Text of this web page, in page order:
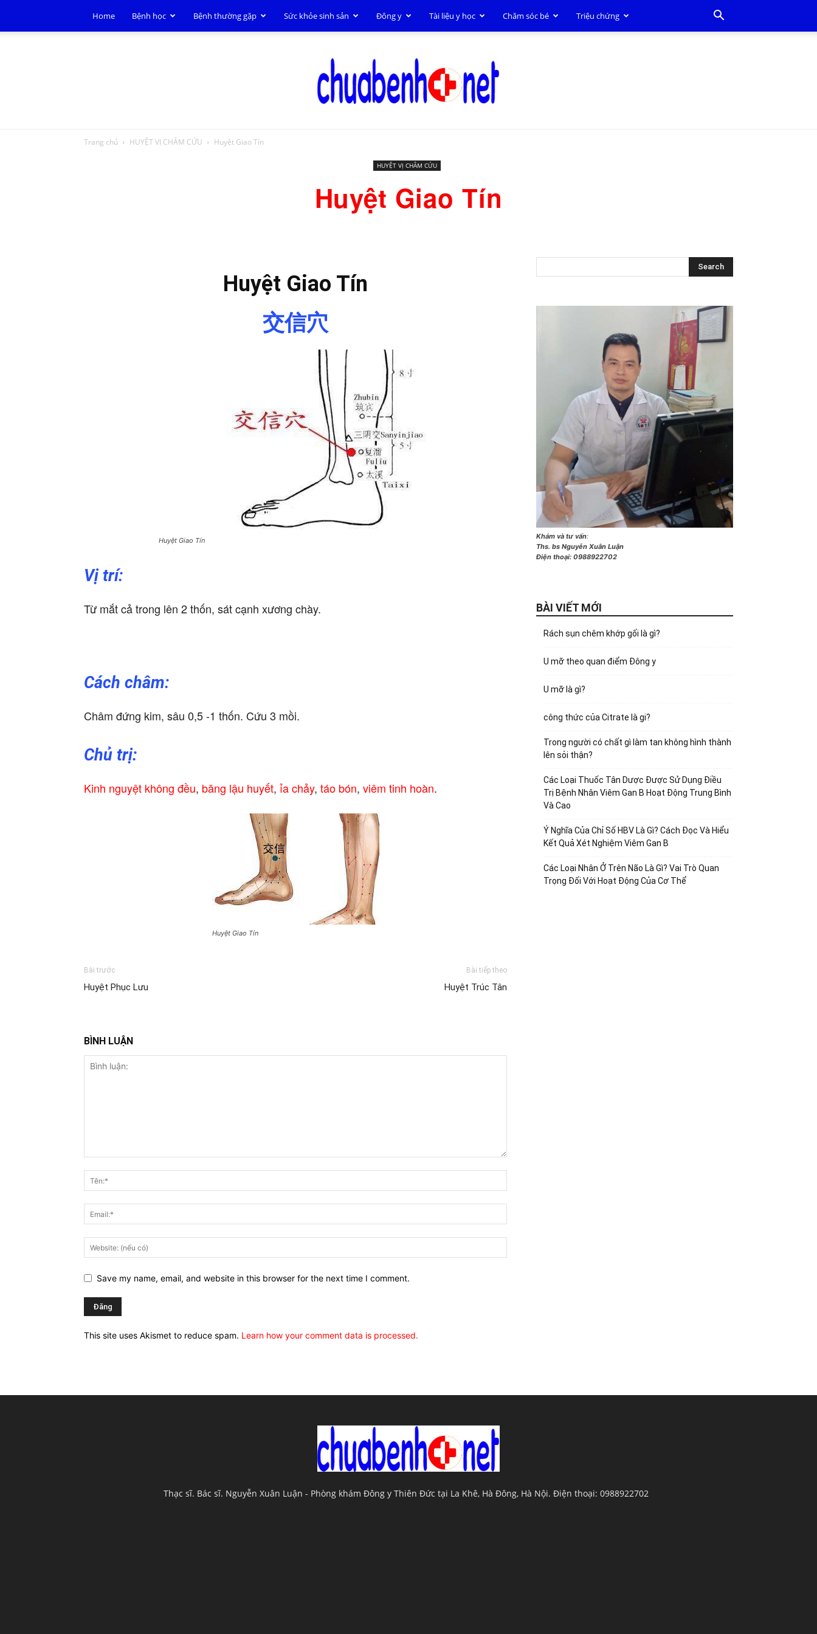
Home Bệnh học Bệnh thường gặp Sức khỏe sinh sản Đông y Tài liệu y học Chăm sóc bé Triệu chứng
Trang chủ HUYỆT VỊ CHÂM CỨU Huyệt Giao Tín
HUYỆT VỊ CHÂM CỨU
Huyệt Giao Tín
Huyệt Giao Tín
交信穴
Huyệt Giao Tín
Vị trí:
Từ mắt cả trong lên 2 thốn, sát cạnh xương chày.
Cách châm:
Châm đứng kim, sâu 0,5 -1 thốn. Cứu 3 mồi.
Chủ trị:
Kinh nguyệt không đều, băng lậu huyết, ỉa chảy, táo bón, viêm tinh hoàn.
Huyệt Giao Tín
Bài trước
Huyệt Phục Lưu
Bài tiếp theo
Huyệt Trúc Tân
BÌNH LUẬN
Save my name, email, and website in this browser for the next time I comment.
This site uses Akismet to reduce spam. Learn how your comment data is processed.
Khám và tư vấn:
Ths. bs Nguyễn Xuân Luận
Điện thoại: 0988922702
BÀI VIẾT MỚI
Rách sụn chêm khớp gối là gì?
U mỡ theo quan điểm Đông y
U mỡ là gì?
công thức của Citrate là gi?
Trong người có chất gì làm tan không hình thành
lên sỏi thận?
Các Loại Thuốc Tân Dược Được Sử Dụng Điều
Trị Bệnh Nhân Viêm Gan B Hoạt Động Trung Bình
Và Cao
Ý Nghĩa Của Chỉ Số HBV Là Gì? Cách Đọc Và Hiểu
Kết Quả Xét Nghiệm Viêm Gan B
Các Loại Nhân Ở Trên Não Là Gì? Vai Trò Quan
Trọng Đối Với Hoạt Động Của Cơ Thể
Thạc sĩ. Bác sĩ. Nguyễn Xuân Luận - Phòng khám Đông y Thiên Đức tại La Khê, Hà Đông, Hà Nội. Điện thoại: 0988922702